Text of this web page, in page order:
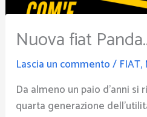
Nuova fiat
Lascia un commento/ FIAT,
Da almeno un paio d’anni
quarta generazione